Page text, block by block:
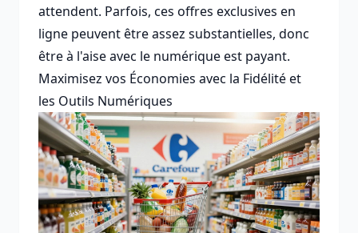
attendent. Parfois, ces offres exclusives en
ligne peuvent être assez substantielles, donc
être à l'aise avec le numérique est payant.
Maximisez vos Économies avec la Fidélité et
les Outils Numériques